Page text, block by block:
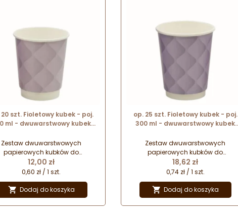
20 szt. Fioletowy kubek - poj.
ml - dwuwarstwowy kubek
śr. 80 mm x wys. 91 mm
Zestaw dwuwarstwowych
papierowych kubków do
ciepłych i gorących
na wynos. Starannie
pastelowych odcieniach.
wzór z trójwymiarowym
wizualnym. Wykonane z
Cena
12,00 zł
0,60 zł / 1 szt.
 Dodaj do koszyka
op. 25 szt. Fioletowy kubek - poj.
300 ml - dwuwarstwowy kubek
śr. 90 mm x wys. 105 mm
Zestaw dwuwarstwowych
papierowych kubków do
serwowania ciepłych i gorących
napojów na wynos. Starannie
pastelowych odcieniach.
Oryginalny wzór z trójwymiarowym
efektem wizualnym. Wykonane z
Cena
18,62 zł
0,74 zł / 1 szt.
 Dodaj do koszyka